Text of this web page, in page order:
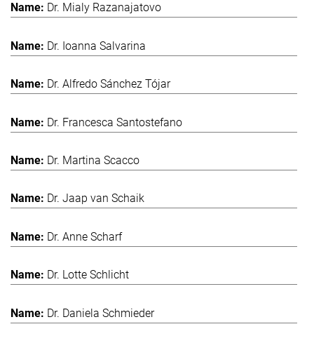
Dr. Mialy Razanajatovo
Dr. Ioanna Salvarina
Dr. Alfredo Sánchez Tójar
Dr. Francesca Santostefano
Dr. Martina Scacco
Dr. Jaap van Schaik
Dr. Anne Scharf
Dr. Lotte Schlicht
Dr. Daniela Schmieder